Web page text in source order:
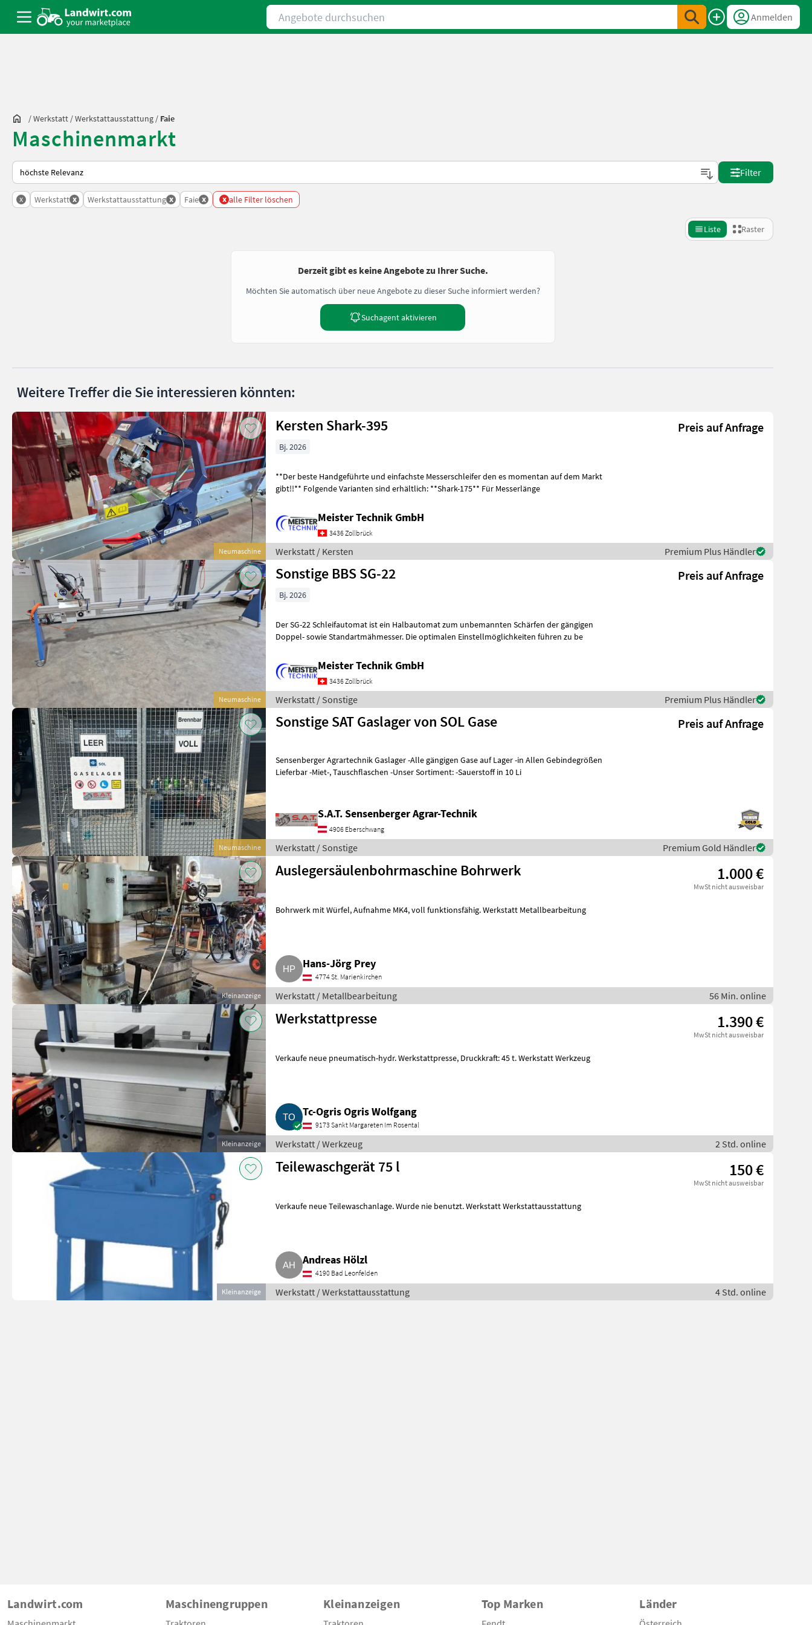
Angebote durchsuchen
Anmelden
/Werkstatt /Werkstattausstattung / Faie
Maschinenmarkt
So wird auf Landwirt.com sortiert
Filter
x Werkstatt x Werkstattausstattung x Faie x x alle Filter löschen
Liste Raster
Derzeit gibt es keine Angebote zu Ihrer Suche.
Möchten Sie automatisch über neue Angebote zu dieser Suche informiert werden?
Suchagent aktivieren
Weitere Treffer die Sie interessieren könnten:
Neumaschine
Kersten Shark-395 Preis auf Anfrage
Bj. 2026
**Der beste Handgeführte und einfachste Messerschleifer den es momentan auf dem Markt
gibt!!** Folgende Varianten sind erhältlich: **Shark-175** Für Messerlänge
Meister Technik GmbH
3436 Zollbrück
Werkstatt / Kersten Premium Plus Händler
Neumaschine
Sonstige BBS SG-22 Preis auf Anfrage
Bj. 2026
Der SG-22 Schleifautomat ist ein Halbautomat zum unbemannten Schärfen der gängigen
Doppel- sowie Standartmähmesser. Die optimalen Einstellmöglichkeiten führen zu be
Meister Technik GmbH
3436 Zollbrück
Werkstatt / Sonstige Premium Plus Händler
Neumaschine
Sonstige SAT Gaslager von SOL Gase Preis auf Anfrage
Sensenberger Agrartechnik Gaslager -Alle gängigen Gase auf Lager -in Allen Gebindegrößen
Lieferbar -Miet-, Tauschflaschen -Unser Sortiment: -Sauerstoff in 10 Li
S.A.T. Sensenberger Agrar-Technik
4906 Eberschwang
Werkstatt / Sonstige Premium Gold Händler
Kleinanzeige
Auslegersäulenbohrmaschine Bohrwerk 1.000 €
MwSt nicht ausweisbar
Bohrwerk mit Würfel, Aufnahme MK4, voll funktionsfähig. Werkstatt Metallbearbeitung
Hans-Jörg Prey
4774 St. Marienkirchen
Werkstatt / Metallbearbeitung 56 Min. online
Kleinanzeige
Werkstattpresse 1.390 €
MwSt nicht ausweisbar
Verkaufe neue pneumatisch-hydr. Werkstattpresse, Druckkraft: 45 t. Werkstatt Werkzeug
Tc-Ogris Ogris Wolfgang
9173 Sankt Margareten Im Rosental
Werkstatt / Werkzeug 2 Std. online
Kleinanzeige
Teilewaschgerät 75 l 150 €
MwSt nicht ausweisbar
Verkaufe neue Teilewaschanlage. Wurde nie benutzt. Werkstatt Werkstattausstattung
Andreas Hölzl
4190 Bad Leonfelden
Werkstatt / Werkstattausstattung 4 Std. online
Landwirt.com Maschinengruppen Kleinanzeigen Top Marken Länder